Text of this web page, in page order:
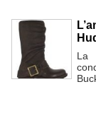
La